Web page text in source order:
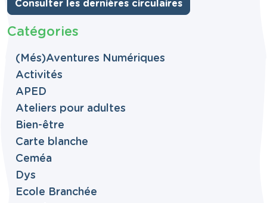
Consulter les dernières circulaires
Catégories
(Més)Aventures Numériques
Activités
APED
Ateliers pour adultes
Bien-être
Carte blanche
Ceméa
Dys
Ecole Branchée